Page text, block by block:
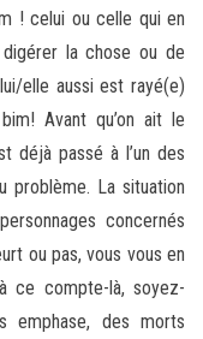
! celui ou celle qui en
la chose ou de
elle aussi est rayé(e)
Avant qu’on ait le
déjà passé à l’un des
problème. La situation
concernés
ou pas, vous vous en
ce compte-là, soyez-
emphase, des morts